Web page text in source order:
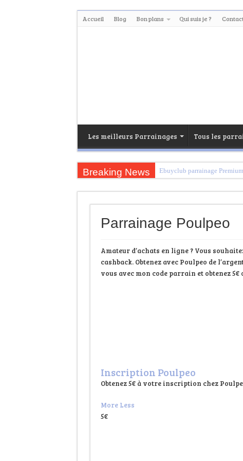
Accueil Blog Bon plans Qui suis je ?
Les meilleurs Parrainages Tous les
Breaking News Ebuyclub parrainage
Trouvez votre banque en
Parrainage Poulpeo
Amateur d’achats en ligne ? Vous
cashback. Obtenez avec Poulpeo de
vous avec mon code parrain et obtenez
Inscription Poulpeo
Obtenez 5€ à votre inscription chez
More Less
5€